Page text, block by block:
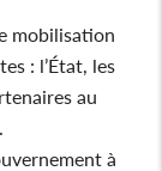
mobilisation
: l’État, les
au
à